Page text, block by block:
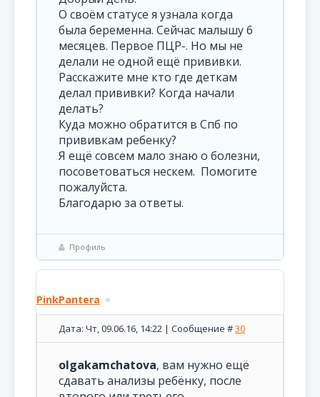
О своём статусе я узнала когда
была беременна. Сейчас малышу 6
месяцев. Первое ПЦР-. Но мы не
делали не одной ещё прививки.
Расскажите мне кто где деткам
делал прививки? Когда начали
делать?
Куда можно обратится в Спб по
прививкам ребенку?
Я ещё совсем мало знаю о болезни,
посоветоваться нескем. Помогите
пожалуйста.
Благодарю за ответы.
Профиль
PinkPantera
Дата: Чт, 09.06.16, 14:22 | Сообщение #30
olgakamchatova, вам нужно ещё
сдавать анализы ребёнку, после